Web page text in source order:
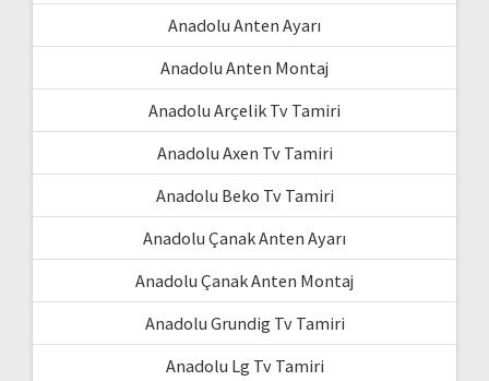
Anadolu Anten Ayarı
Anadolu Anten Montaj
Anadolu Arçelik Tv Tamiri
Anadolu Axen Tv Tamiri
Anadolu Beko Tv Tamiri
Anadolu Çanak Anten Ayarı
Anadolu Çanak Anten Montaj
Anadolu Grundig Tv Tamiri
Anadolu Lg Tv Tamiri